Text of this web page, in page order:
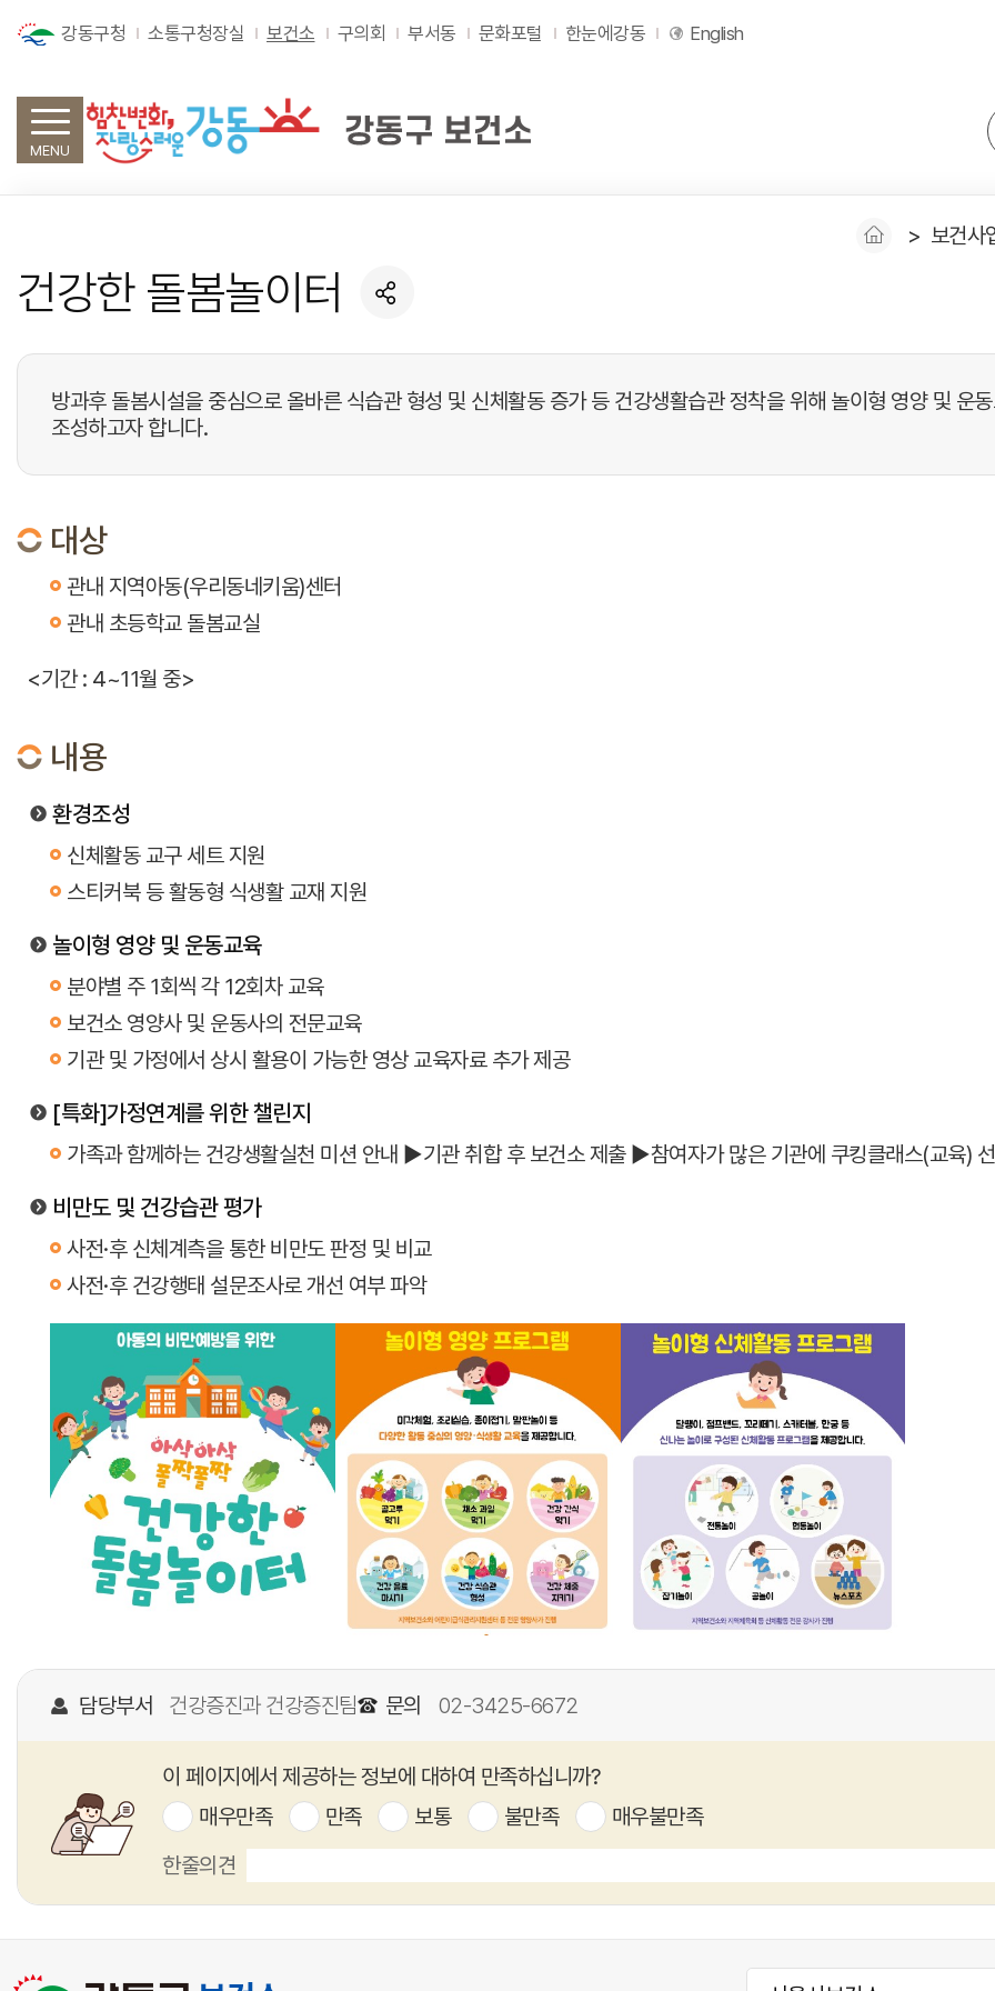
강동구청 소통구청장실 보건소 구의회 부서동 문화포털 한눈에강동 English
MENU
보건사
건강한 돌봄놀이터
방과후 돌봄시설을 중심으로 올바른 식습관 형성 및 신체활동 증가 등 건강생활습관 정착을 위해 놀이형 영양 및 운
조성하고자 합니다.
대상
관내 지역아동(우리동네키움)센터
관내 초등학교 돌봄교실
<기간 : 4~11월 중>
내용
환경조성
신체활동 교구 세트 지원
스티커북 등 활동형 식생활 교재 지원
놀이형 영양 및 운동교육
분야별 주 1회씩 각 12회차 교육
보건소 영양사 및 운동사의 전문교육
기관 및 가정에서 상시 활용이 가능한 영상 교육자료 추가 제공
[특화]가정연계를 위한 챌린지
가족과 함께하는 건강생활실천 미션 안내 ►기관 취합 후 보건소 제출 ►참여자가 많은 기관에 쿠킹클래스(교육)
비만도 및 건강습관 평가
사전·후 신체계측을 통한 비만도 판정 및 비교
사전·후 건강행태 설문조사로 개선 여부 파악
담당부서 건강증진과 건강증진팀 문의 02-3425-6672
이 페이지에서 제공하는 정보에 대하여 만족하십니까?
매우만족
만족 보통 불만족
매우불만족
한줄의견